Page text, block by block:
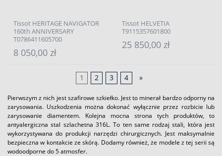
Tissot HERITAGE NAVIGATOR
160th ANNIVERSARY
T0786411605700
8 050,00 zł
Tissot HELVETIA
T9115357601800
25 850,00 zł
1 2 3 4 »
Pierwszym z nich jest szafirowe szkiełko. Jest to minerał bardzo odporny na
zarysowania. Uszkodzenia można dokonać wyłącznie przez rozbicie lub
zarysowanie diamentem. Kolejna mocna strona tych produktów, to
antyalergiczna stal szlachetna 316L. To ten same rodzaj stali, która jest
wykorzystywana do produkcji narzędzi chirurgicznych. Jest maksymalnie
bezpieczna w kontakcie ze skórą. Dodamy również, że modele z tej serii są
wodoodporne do 5 atmosfer.